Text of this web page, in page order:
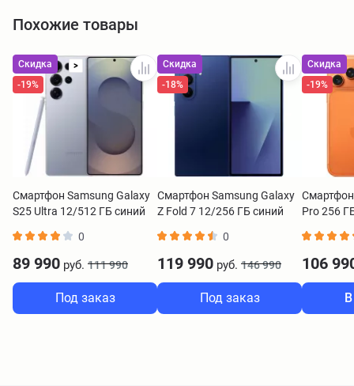
Похожие товары
Скидка
>
-19%
Смартфон Samsung Galaxy
S25 Ultra 12/512 ГБ синий
0
89 990 руб. 111 990
Под заказ
Скидка
-18%
Смартфон Samsung Galaxy
Z Fold 7 12/256 ГБ синий
0
119 990 руб. 146 990
Под заказ
Скидка
-19%
Pro 256
106